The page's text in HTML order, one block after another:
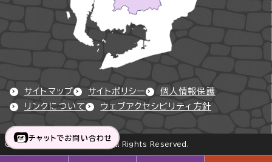
サイトマップ サイトポリシー
個人情報保護
リンクについて
ウェブアクセシビリティ方針
Copyright © Okazaki City All Rights Reserved.
チャットでお問い合わせ